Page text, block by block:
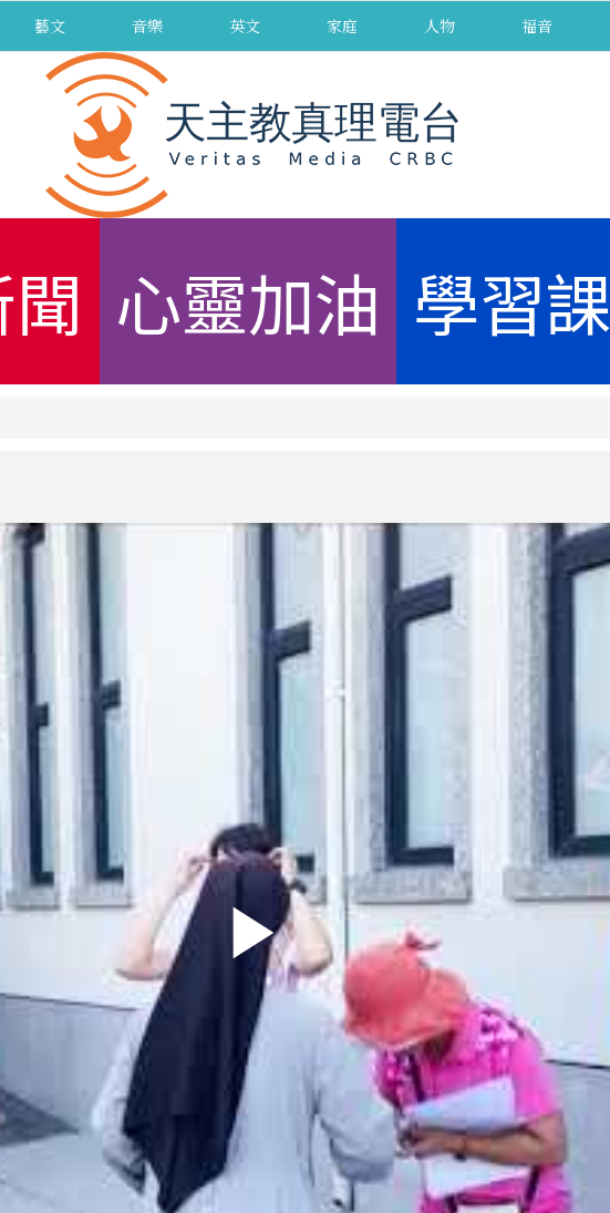
藝文 音樂 英文 家庭 人物 福音
心靈加油 學習